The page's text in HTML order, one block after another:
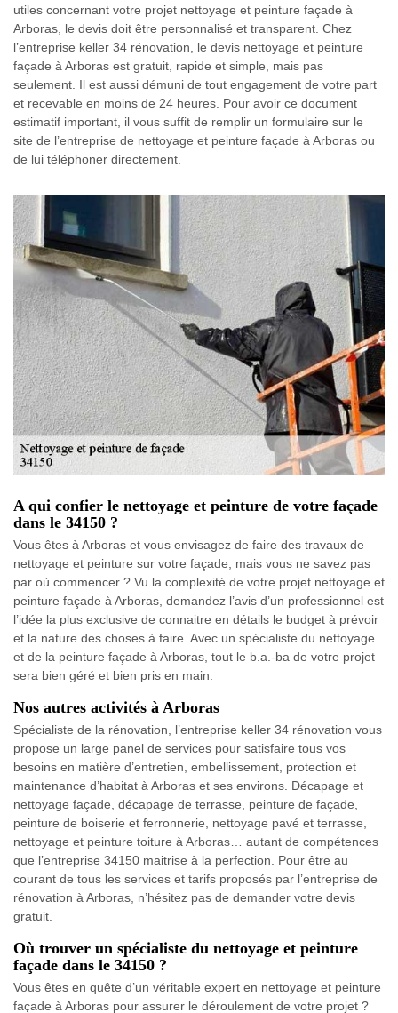
utiles concernant votre projet nettoyage et peinture façade à
Arboras, le devis doit être personnalisé et transparent. Chez
l’entreprise keller 34 rénovation, le devis nettoyage et peinture
façade à Arboras est gratuit, rapide et simple, mais pas
seulement. Il est aussi démuni de tout engagement de votre part
et recevable en moins de 24 heures. Pour avoir ce document
estimatif important, il vous suffit de remplir un formulaire sur le
site de l’entreprise de nettoyage et peinture façade à Arboras ou
de lui téléphoner directement.
A qui confier le nettoyage et peinture de votre façade
dans le 34150 ?
Vous êtes à Arboras et vous envisagez de faire des travaux de
nettoyage et peinture sur votre façade, mais vous ne savez pas
par où commencer ? Vu la complexité de votre projet nettoyage et
peinture façade à Arboras, demandez l’avis d’un professionnel est
l’idée la plus exclusive de connaitre en détails le budget à prévoir
et la nature des choses à faire. Avec un spécialiste du nettoyage
et de la peinture façade à Arboras, tout le b.a.-ba de votre projet
sera bien géré et bien pris en main.
Nos autres activités à Arboras
Spécialiste de la rénovation, l’entreprise keller 34 rénovation vous
propose un large panel de services pour satisfaire tous vos
besoins en matière d’entretien, embellissement, protection et
maintenance d’habitat à Arboras et ses environs. Décapage et
nettoyage façade, décapage de terrasse, peinture de façade,
peinture de boiserie et ferronnerie, nettoyage pavé et terrasse,
nettoyage et peinture toiture à Arboras… autant de compétences
que l’entreprise 34150 maitrise à la perfection. Pour être au
courant de tous les services et tarifs proposés par l’entreprise de
rénovation à Arboras, n’hésitez pas de demander votre devis
gratuit.
Où trouver un spécialiste du nettoyage et peinture
façade dans le 34150 ?
Vous êtes en quête d’un véritable expert en nettoyage et peinture
façade à Arboras pour assurer le déroulement de votre projet ?